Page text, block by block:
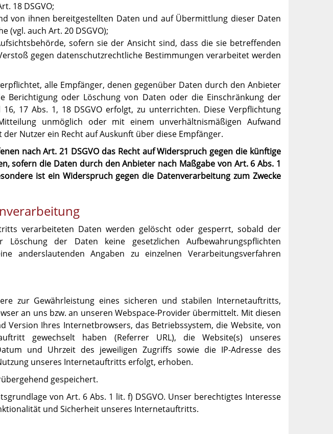
18 DSGVO;
von ihnen bereitgestellten Daten und auf Übermittlung dieser Daten
(vgl. auch Art. 20 DSGVO);
sofern sie der Ansicht sind, dass die sie betreffenden
gegen datenschutzrechtliche Bestimmungen verarbeitet werden
alle Empfänger, denen gegenüber Daten durch den Anbieter
Berichtigung oder Löschung von Daten oder die Einschränkung der
17 Abs. 1, 18 DSGVO erfolgt, zu unterrichten. Diese Verpflichtung
unmöglich oder mit einem unverhältnismäßigen Aufwand
Nutzer ein Recht auf Auskunft über diese Empfänger.
nach Art. 21 DSGVO das Recht auf Widerspruch gegen die künftige
sofern die Daten durch den Anbieter nach Maßgabe von Art. 6 Abs. 1
ist ein Widerspruch gegen die Datenverarbeitung zum Zwecke
verarbeiteten Daten werden gelöscht oder gesperrt, sobald der
der Daten keine gesetzlichen Aufbewahrungspflichten
anderslautenden Angaben zu einzelnen Verarbeitungsverfahren
zur Gewährleistung eines sicheren und stabilen Internetauftritts,
an uns bzw. an unseren Webspace-Provider übermittelt. Mit diesen
Version Ihres Internetbrowsers, das Betriebssystem, die Website, von
gewechselt haben (Referrer URL), die Website(s) unseres
und Uhrzeit des jeweiligen Zugriffs sowie die IP-Adresse des
unseres Internetauftritts erfolgt, erhoben.
gespeichert.
von Art. 6 Abs. 1 lit. f) DSGVO. Unser berechtigtes Interesse
und Sicherheit unseres Internetauftritts.